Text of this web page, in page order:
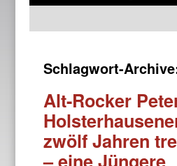
Schlagwort-
Alt-Rocker
zwölf Jahren
– eine Jüngere